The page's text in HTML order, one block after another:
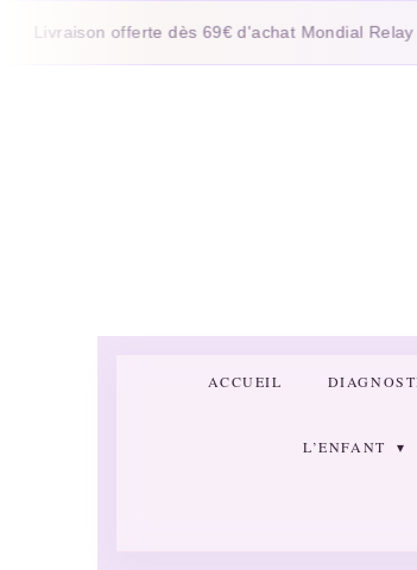
offerte dès 69€ d'achat Mondial Relay France
Passer
ACCUEIL
L’ENFANT